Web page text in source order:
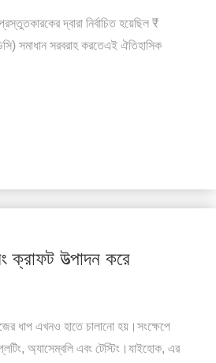
দ্বারা নির্বাচিত হয়েছিল ₹
সমাধান সরবরাহ করতেএই ঐতিহাসিক
ক্রাফট উত্পাদন করে
ধাপ এখনও হাতে চালানো হয়।সংক্ষেপে
অ্যাসেম্বলি এবং টেস্টিং।যাইহোক, এর